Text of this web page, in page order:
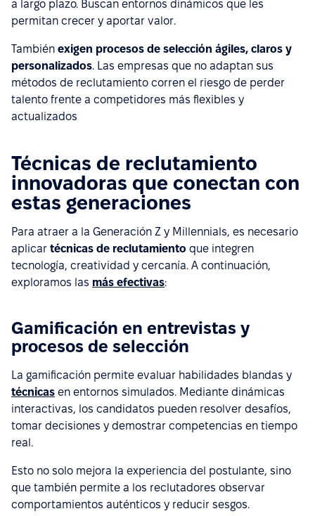
a largo plazo. Buscan entornos dinámicos que les
permitan crecer y aportar valor.
También exigen procesos de selección ágiles, claros y
personalizados. Las empresas que no adaptan sus
métodos de reclutamiento corren el riesgo de perder
talento frente a competidores más flexibles y
actualizados
Técnicas de reclutamiento
innovadoras que conectan con
estas generaciones
Para atraer a la Generación Z y Millennials, es necesario
aplicar técnicas de reclutamiento que integren
tecnología, creatividad y cercanía. A continuación,
exploramos las más efectivas:
Gamificación en entrevistas y
procesos de selección
La gamificación permite evaluar habilidades blandas y
técnicas en entornos simulados. Mediante dinámicas
interactivas, los candidatos pueden resolver desafíos,
tomar decisiones y demostrar competencias en tiempo
real.
Esto no solo mejora la experiencia del postulante, sino
que también permite a los reclutadores observar
comportamientos auténticos y reducir sesgos.